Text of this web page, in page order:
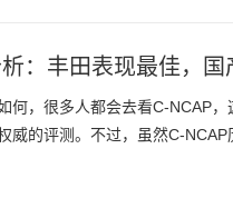
：丰田表现最佳，国
何，很多人都会去看C-NCAP
威的评测。不过，虽然C-